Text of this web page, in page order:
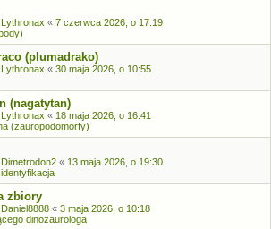
Lythronax « 7 czerwca 2026, o 17:19
(plumadrako)
Lythronax « 30 maja 2026, o 10:55
(nagatytan)
Lythronax « 18 maja 2026, o 16:41
(zauropodomorfy)
Dimetrodon2 « 13 maja 2026, o 19:30
zbiory
Daniel8888 « 3 maja 2026, o 10:18
dinozaurologa